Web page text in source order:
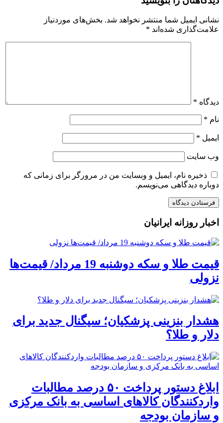
نشانی ایمیل شما منتشر نخواهد شد. بخش‌های موردنیاز
علامت‌گذاری شده‌اند *
دیدگاه *
نام *
ایمیل *
وب‌ سایت
ذخیره نام، ایمیل و وبسایت من در مرورگر برای زمانی که
دوباره دیدگاهی می‌نویسم.
اخبار روزانه ایرانیان
قیمت طلا و سکه دوشنبه 19 مرداد/ قیمت‌ها
نزولی
هشدار بنزینی پزشکیان؛ سیگنال جدید برای
دلار و طلا؟
ابلاغ دستور پرداخت ۵۰ درصد مطالبات
واردکنندگان کالاهای اساسی به بانک مرکزی
و سازمان بودجه